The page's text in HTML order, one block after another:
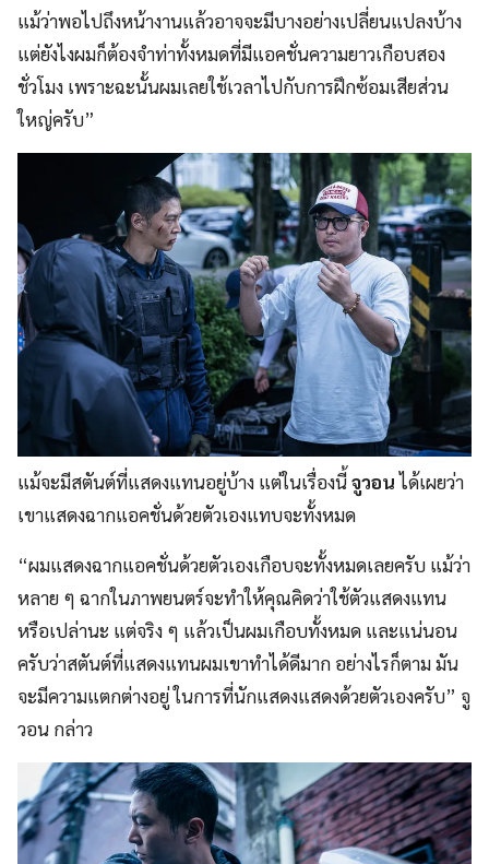
แม้ว่าพอไปถึงหน้างานแล้วอาจจะมีบางอย่างเปลี่ยนแปลงบ้าง
แต่ยังไงผมก็ต้องจำท่าทั้งหมดที่มีแอคชั่นความยาวเกือบสอง
ชั่วโมง เพราะฉะนั้นผมเลยใช้เวลาไปกับการฝึกซ้อมเสียส่วน
ใหญ่ครับ”
แม้จะมีสตันต์ที่แสดงแทนอยู่บ้าง แต่ในเรื่องนี้จูวอนได้เผยว่า
เขาแสดงฉากแอคชั่นด้วยตัวเองแทบจะทั้งหมด
“ผมแสดงฉากแอคชั่นด้วยตัวเองเกือบจะทั้งหมดเลยครับ แม้ว่า
หลาย ๆ ฉากในภาพยนตร์จะทำให้คุณคิดว่าใช้ตัวแสดงแทน
หรือเปล่านะ แต่จริง ๆ แล้วเป็นผมเกือบทั้งหมด และแน่นอน
ครับว่าสตันต์ที่แสดงแทนผมเขาทำได้ดีมาก อย่างไรก็ตาม มัน
จะมีความแตกต่างอยู่ ในการที่นักแสดงแสดงด้วยตัวเองครับ” จู
วอน กล่าว